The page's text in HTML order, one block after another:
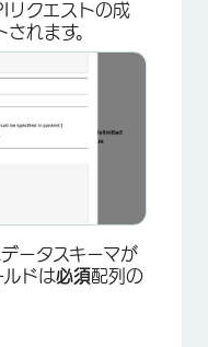
リクエストの成
れます。
ータスキーマが
ルドは必須配列の